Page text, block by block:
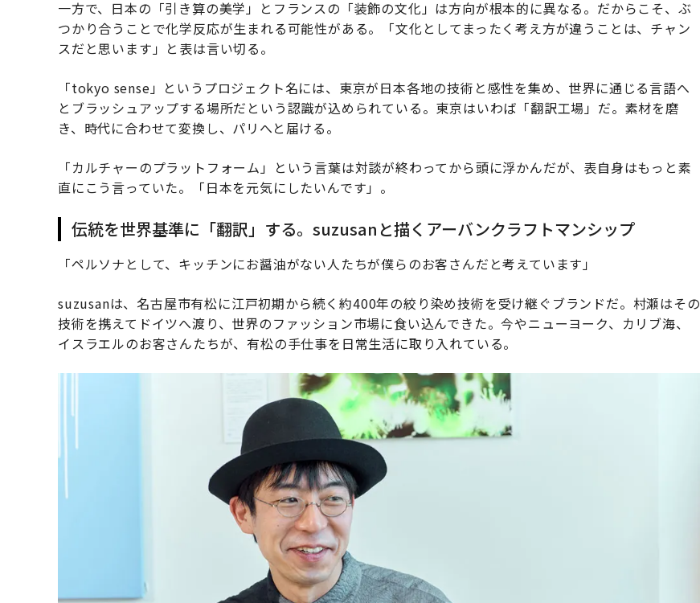
一方で、日本の「引き算の美学」とフランスの「装飾の文化」は方向が根本的に異なる。だからこそ、ぶ
つかり合うことで化学反応が生まれる可能性がある。「文化としてまったく考え方が違うことは、チャン
スだと思います」と表は言い切る。
「tokyo sense」というプロジェクト名には、東京が日本各地の技術と感性を集め、世界に通じる言語へ
とブラッシュアップする場所だという認識が込められている。東京はいわば「翻訳工場」だ。素材を磨
き、時代に合わせて変換し、パリへと届ける。
「カルチャーのプラットフォーム」という言葉は対談が終わってから頭に浮かんだが、表自身はもっと素
直にこう言っていた。「日本を元気にしたいんです」。
伝統を世界基準に「翻訳」する。suzusanと描くアーバンクラフトマンシップ
「ペルソナとして、キッチンにお醤油がない人たちが僕らのお客さんだと考えています」
suzusanは、名古屋市有松に江戸初期から続く約400年の絞り染め技術を受け継ぐブランドだ。村瀬はその
技術を携えてドイツへ渡り、世界のファッション市場に食い込んできた。今やニューヨーク、カリブ海、
イスラエルのお客さんたちが、有松の手仕事を日常生活に取り入れている。